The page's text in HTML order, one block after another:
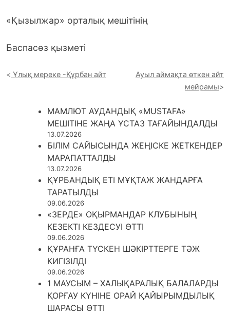
«Қызылжар» орталық мешітінің
Баспасөз қызметі
Ұлық мереке -Құрбан айт
Ауыл аймақта өткен айт
мейрамы
МАМЛЮТ АУДАНДЫҚ «MUSTAFA»
МЕШІТІНЕ ЖАҢА ҰСТАЗ ТАҒАЙЫНДАЛДЫ
13.07.2026
БІЛІМ САЙЫСЫНДА ЖЕҢІСКЕ ЖЕТКЕНДЕР
МАРАПАТТАЛДЫ
13.07.2026
ҚҰРБАНДЫҚ ЕТІ МҰҚТАЖ ЖАНДАРҒА
ТАРАТЫЛДЫ
09.06.2026
«ЗЕРДЕ» ОҚЫРМАНДАР КЛУБЫНЫҢ
КЕЗЕКТІ КЕЗДЕСУІ ӨТТІ
09.06.2026
ҚҰРАНҒА ТҮСКЕН ШӘКІРТТЕРГЕ ТӘЖ
КИГІЗІЛДІ
09.06.2026
1 МАУСЫМ – ХАЛЫҚАРАЛЫҚ БАЛАЛАРДЫ
ҚОРҒАУ КҮНІНЕ ОРАЙ ҚАЙЫРЫМДЫЛЫҚ
ШАРАСЫ ӨТТІ